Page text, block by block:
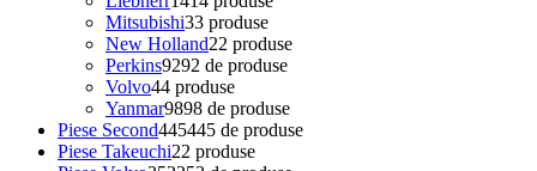
Mitsubishi33 produse
New Holland22 produse
Perkins9292 de produse
Volvo44 produse
Yanmar9898 de produse
Piese Second445445 de produse
Piese Takeuchi22 produse